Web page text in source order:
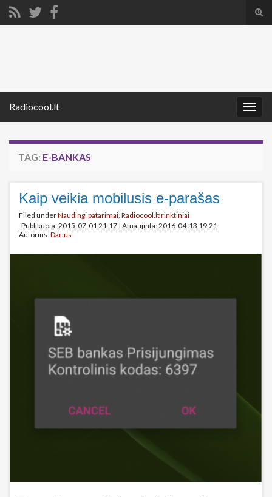
Radiocool.lt
TAG: E-BANKAS
Kaip veikia mobilusis e-parašas
Filed underNaudingi patarimai, Radiocool.lt rinktiniai
Publikuota: 2015-07-01 21:17 | Atnaujinta: 2016-04-13 19:21
Autorius:Darius